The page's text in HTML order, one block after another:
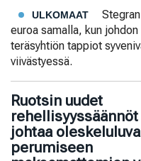
ULKOMAAT
euroa samalla, kun
teräsyhtiön tappiot
viivästyessä.
Ruotsin uudet
johtaa
perumiseen